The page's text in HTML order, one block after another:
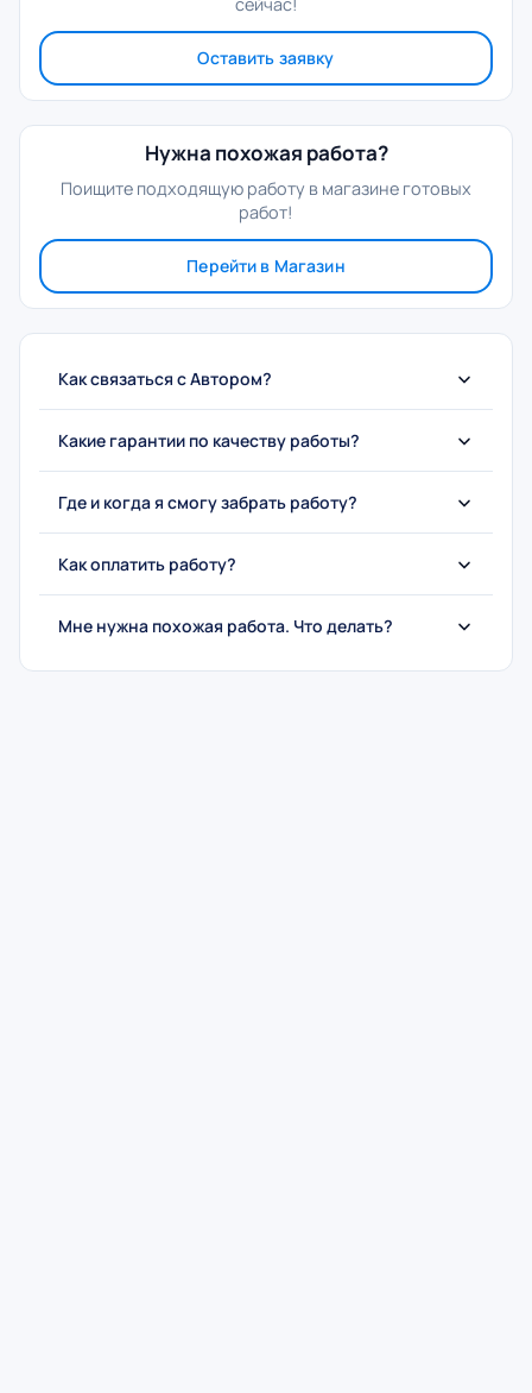
Оставить заявку
Нужна похожая работа?
Поищите подходящую работу в магазине готовых
работ!
Перейти в Магазин
Как связаться с Автором?
Какие гарантии по качеству работы?
Где и когда я смогу забрать работу?
Как оплатить работу?
Мне нужна похожая работа. Что делать?